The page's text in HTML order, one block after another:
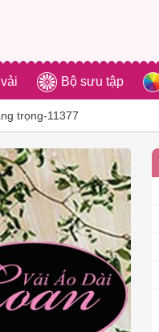
Bộ sưu tập
trọng-11377